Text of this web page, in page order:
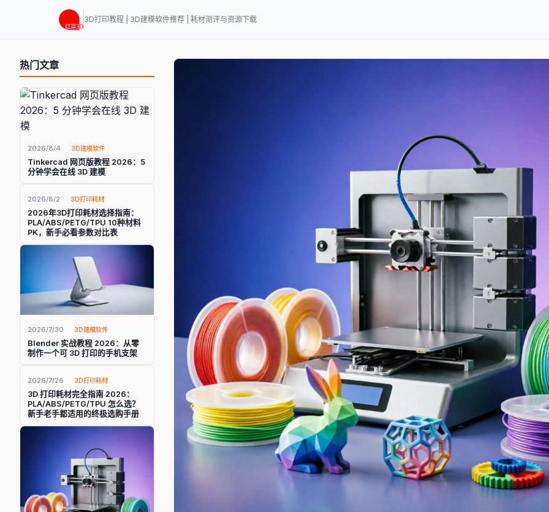
3D打印教程 | 3D建模软件推荐 | 耗材测评与资源下载
热门文章
2026/8/4 3D建模软件
Tinkercad 网页版教程 2026：5
分钟学会在线 3D 建模
2026/8/2 3D打印耗材
2026年3D打印耗材选择指南：
PLA/ABS/PETG/TPU 10种材料
PK，新手必看参数对比表
2026/7/30 3D建模软件
Blender 实战教程 2026：从零
制作一个可 3D 打印的手机支架
2026/7/26 3D打印耗材
3D 打印耗材完全指南 2026：
PLA/ABS/PETG/TPU 怎么选？
新手老手都适用的终极选购手册